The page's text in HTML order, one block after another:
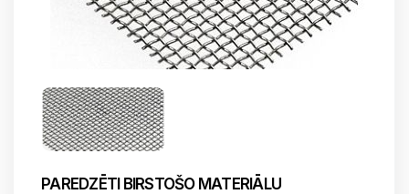
PAREDZĒTI BIRSTOŠO MATERIĀLU